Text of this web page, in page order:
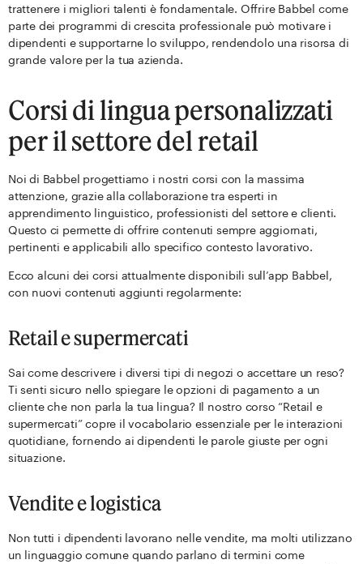
trattenere i migliori talenti è fondamentale. Offrire Babbel come
parte dei programmi di crescita professionale può motivare i
dipendenti e supportarne lo sviluppo, rendendolo una risorsa di
grande valore per la tua azienda.
Corsi di lingua personalizzati
per il settore del retail
Noi di Babbel progettiamo i nostri corsi con la massima
attenzione, grazie alla collaborazione tra esperti in
apprendimento linguistico, professionisti del settore e clienti.
Questo ci permette di offrire contenuti sempre aggiornati,
pertinenti e applicabili allo specifico contesto lavorativo.
Ecco alcuni dei corsi attualmente disponibili sull’app Babbel,
con nuovi contenuti aggiunti regolarmente:
Retail e supermercati
Sai come descrivere i diversi tipi di negozi o accettare un reso?
Ti senti sicuro nello spiegare le opzioni di pagamento a un
cliente che non parla la tua lingua? Il nostro corso “Retail e
supermercati” copre il vocabolario essenziale per le interazioni
quotidiane, fornendo ai dipendenti le parole giuste per ogni
situazione.
Vendite e logistica
Non tutti i dipendenti lavorano nelle vendite, ma molti utilizzano
un linguaggio comune quando parlano di termini come